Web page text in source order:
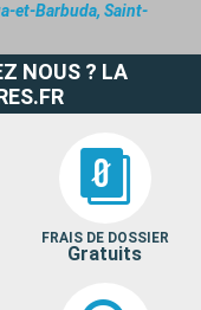
et-Barbuda, Saint-
NOUS ? LA
FRAIS DE DOSSIER
Gratuits